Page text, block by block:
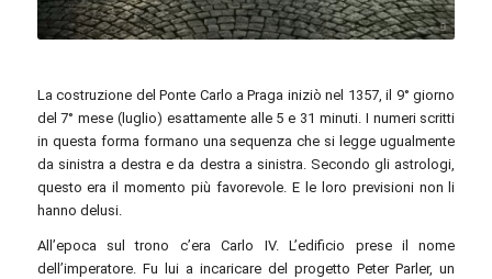
Adam Tamasi / Unsplash
La costruzione del Ponte Carlo a Praga iniziò nel 1357, il 9° giorno
del 7° mese (luglio) esattamente alle 5 e 31 minuti. I numeri scritti
in questa forma formano una sequenza che si legge ugualmente
da sinistra a destra e da destra a sinistra. Secondo gli astrologi,
questo era il momento più favorevole. E le loro previsioni non li
hanno delusi.
All’epoca sul trono c’era Carlo IV. L’edificio prese il nome
dell’imperatore. Fu lui a incaricare del progetto Peter Parler, un